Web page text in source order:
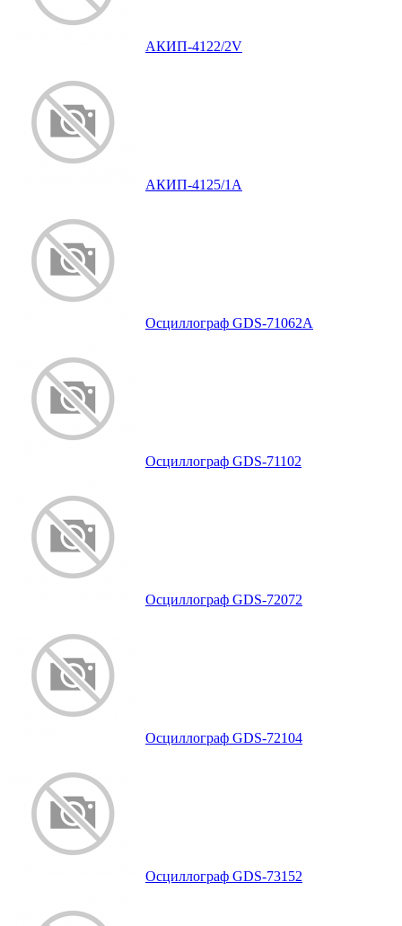
АКИП-4122/2V
АКИП-4125/1А
Осциллограф GDS-71062A
Осциллограф GDS-71102
Осциллограф GDS-72072
Осциллограф GDS-72104
Осциллограф GDS-73152